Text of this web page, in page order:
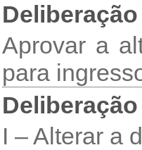
Deliberação
Aprovar a
para
Deliberação
I – Alterar a